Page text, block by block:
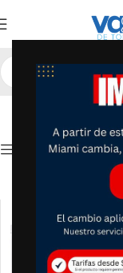
Show column